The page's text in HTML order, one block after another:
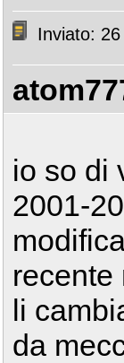
Inviato:
io so di
2001-
recente
li
da